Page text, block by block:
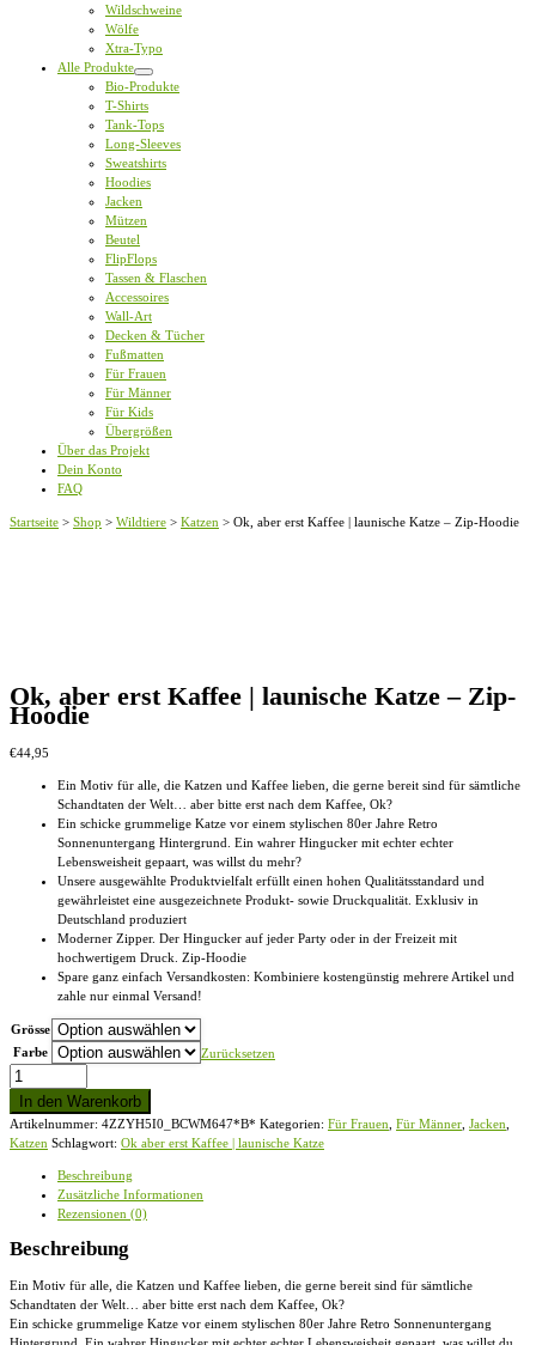
Wildschweine
Wölfe
Xtra-Typo
Alle Produkte
Bio-Produkte
T-Shirts
Tank-Tops
Long-Sleeves
Sweatshirts
Hoodies
Jacken
Mützen
Beutel
FlipFlops
Tassen & Flaschen
Accessoires
Wall-Art
Decken & Tücher
Fußmatten
Für Frauen
Für Männer
Für Kids
Übergrößen
Über das Projekt
Dein Konto
FAQ
Startseite > Shop > Wildtiere > Katzen > Ok, aber erst Kaffee | launische Katze – Zip-Hoodie
Ok, aber erst Kaffee | launische Katze – Zip-
Hoodie
€44,95
Ein Motiv für alle, die Katzen und Kaffee lieben, die gerne bereit sind für sämtliche
Schandtaten der Welt… aber bitte erst nach dem Kaffee, Ok?
Ein schicke grummelige Katze vor einem stylischen 80er Jahre Retro
Sonnenuntergang Hintergrund. Ein wahrer Hingucker mit echter echter
Lebensweisheit gepaart, was willst du mehr?
Unsere ausgewählte Produktvielfalt erfüllt einen hohen Qualitätsstandard und
gewährleistet eine ausgezeichnete Produkt- sowie Druckqualität. Exklusiv in
Deutschland produziert
Moderner Zipper. Der Hingucker auf jeder Party oder in der Freizeit mit
hochwertigem Druck. Zip-Hoodie
Spare ganz einfach Versandkosten: Kombiniere kostengünstig mehrere Artikel und
zahle nur einmal Versand!
Grösse
Farbe
Zurücksetzen
Ok,
aber
erst
Kaffee
|
launische
Hoodie
In den Warenkorb
Artikelnummer: 4ZZYH5I0_BCWM647*B* Kategorien: Für Frauen Für Männer Jacken
Katzen Schlagwort: Ok aber erst Kaffee | launische Katze
Beschreibung
Zusätzliche Informationen
Rezensionen (0)
Beschreibung
Ein Motiv für alle, die Katzen und Kaffee lieben, die gerne bereit sind für sämtliche
Schandtaten der Welt… aber bitte erst nach dem Kaffee, Ok?
Ein schicke grummelige Katze vor einem stylischen 80er Jahre Retro Sonnenuntergang